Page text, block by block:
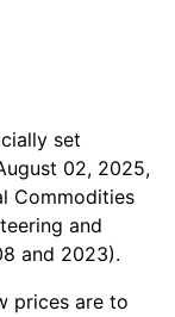
set
02, 2025,
Commodities
and
and 2023).
prices are to